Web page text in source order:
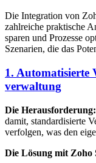
Die Integration von
zahlreiche praktische
sparen und Prozesse
Szenarien, die das
1. Automatisierte
verwaltung
Die Herausforderung:
damit, standardisierte
verfolgen, was den
Die Lösung mit Zoho